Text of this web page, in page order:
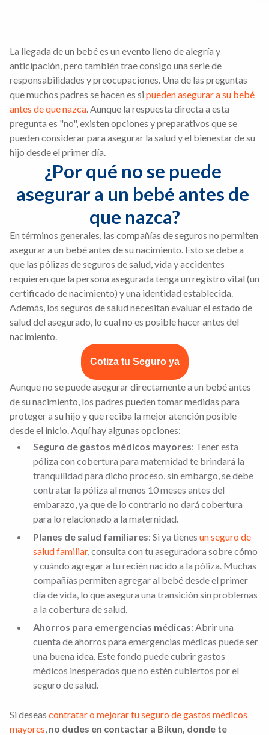
La llegada de un bebé es un evento lleno de alegría y
anticipación, pero también trae consigo una serie de
responsabilidades y preocupaciones. Una de las preguntas
que muchos padres se hacen es si pueden asegurar a su bebé
antes de que nazca. Aunque la respuesta directa a esta
pregunta es "no", existen opciones y preparativos que se
pueden considerar para asegurar la salud y el bienestar de su
hijo desde el primer día.
¿Por qué no se puede
asegurar a un bebé antes de
que nazca?
En términos generales, las compañías de seguros no permiten
asegurar a un bebé antes de su nacimiento. Esto se debe a
que las pólizas de seguros de salud, vida y accidentes
requieren que la persona asegurada tenga un registro vital (un
certificado de nacimiento) y una identidad establecida.
Además, los seguros de salud necesitan evaluar el estado de
salud del asegurado, lo cual no es posible hacer antes del
nacimiento.
Cotiza tu Seguro ya
Aunque no se puede asegurar directamente a un bebé antes
de su nacimiento, los padres pueden tomar medidas para
proteger a su hijo y que reciba la mejor atención posible
desde el inicio. Aquí hay algunas opciones:
Seguro de gastos médicos mayores: Tener esta
póliza con cobertura para maternidad te brindará la
tranquilidad para dicho proceso, sin embargo, se debe
contratar la póliza al menos 10 meses antes del
embarazo, ya que de lo contrario no dará cobertura
para lo relacionado a la maternidad.
Planes de salud familiares: Si ya tienes un seguro de
salud familiar, consulta con tu aseguradora sobre cómo
y cuándo agregar a tu recién nacido a la póliza. Muchas
compañías permiten agregar al bebé desde el primer
día de vida, lo que asegura una transición sin problemas
a la cobertura de salud.
Ahorros para emergencias médicas: Abrir una
cuenta de ahorros para emergencias médicas puede ser
una buena idea. Este fondo puede cubrir gastos
médicos inesperados que no estén cubiertos por el
seguro de salud.
Si deseas contratar o mejorar tu seguro de gastos médicos
mayores, no dudes en contactar a Bikun, donde te